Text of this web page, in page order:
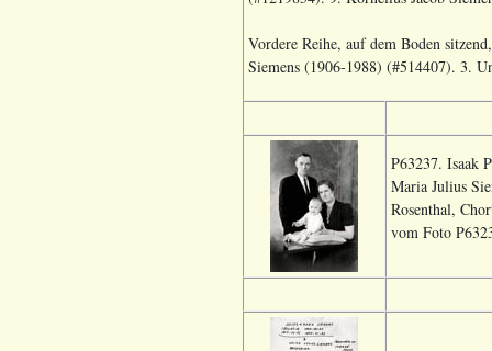
Vordere Reihe, auf dem Boden
Siemens (1906-1988) (#514407). 3.
P63237. Isaak
Maria Julius
Rosenthal,
vom Foto